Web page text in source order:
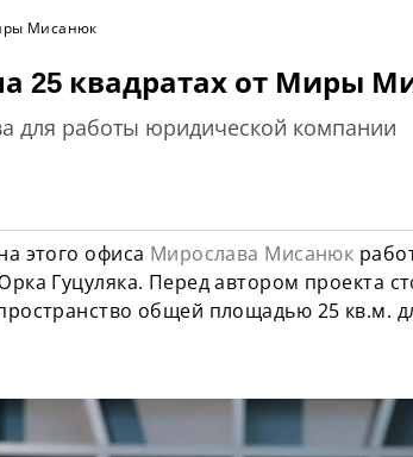
Мисанюк
25 квадратах от Миры
для работы юридической компании
этого офиса Мирослава Мисанюк
Гуцуляка. Перед автором проекта
общей площадью 25 кв.м.